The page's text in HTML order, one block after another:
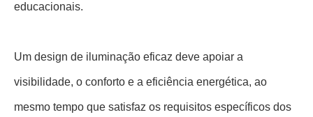
educacionais.
Um design de iluminação eficaz deve apoiar a
visibilidade, o conforto e a eficiência energética, ao
mesmo tempo que satisfaz os requisitos específicos dos